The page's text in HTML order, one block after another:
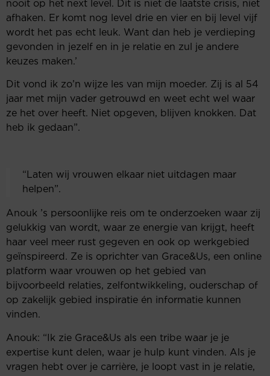
nooit op het next level. Dit is niet de laatste crisis, niet
afhaken. Er komt nog level drie en vier en bij level vijf
wordt het pas echt leuk. Want dan heb je verdieping
gevonden in jezelf en in je relatie en zul je andere
keuzes maken.’
Dit vond ik zo’n wijze les van mijn moeder. Zij is al 54
jaar met mijn vader getrouwd en weet echt wel waar
ze het over heeft. Niet opgeven, blijven knokken. Dat
heb ik gedaan”.
“Laten wij vrouwen elkaar niet uitdagen maar
helpen”.
Anouk ’s persoonlijke reis om te onderzoeken waar zij
gelukkig van wordt, waar ze energie van krijgt, heeft
haar veel meer rust gegeven en ook op werkgebied
geïnspireerd. Ze is oprichter van Grace&Us, een online
platform waar vrouwen op het gebied van
bijvoorbeeld relaties, zelfontwikkeling, ouderschap of
op zakelijk gebied inspiratie én informatie kunnen
vinden.
Anouk: “Ik zie Grace&Us als een tribe waar je je
expertise kunt delen, waar je hulp kunt vinden. Als je
vragen hebt over je carrière, je loopt vast in je relatie,